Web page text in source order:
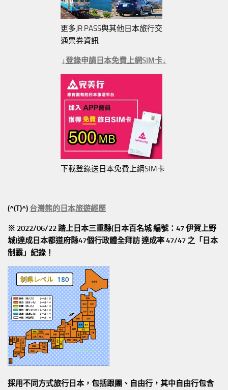
更多JR PASS與其他日本旅行交
通票券資訊
↓登錄申請日本免費上網SIM卡↓
下載登錄送日本免費上網SIM卡
(^(T)^) 台灣熊的日本旅遊經歷
※ 2022/06/22 踏上日本三重縣(日本百名城 編號：47 伊賀上野
城)達成日本都道府縣47個行政體全拜訪達成率 47/47 之「日本
制霸」紀錄！
採用不同方式旅行日本，包括跟團、自由行，其中自由行包含